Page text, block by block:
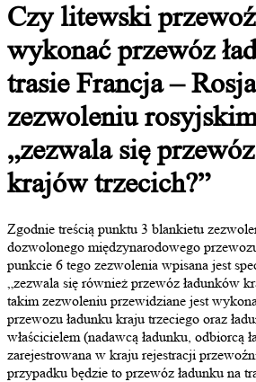
Czy litewski
wykonać przewóz
trasie Francja –
zezwoleniu
„zezwala się
krajów trzecich?”
Zgodnie treścią punktu 3 blankietu
dozwolonego międzynarodowego
punkcie 6 tego zezwolenia wpisana jest
„zezwala się również przewóz ładunków
takim zezwoleniu przewidziane jest
przewozu ładunku kraju trzeciego oraz
właścicielem (nadawcą ładunku, odbiorcą
zarejestrowana w kraju rejestracji
przypadku będzie to przewóz ładunku na